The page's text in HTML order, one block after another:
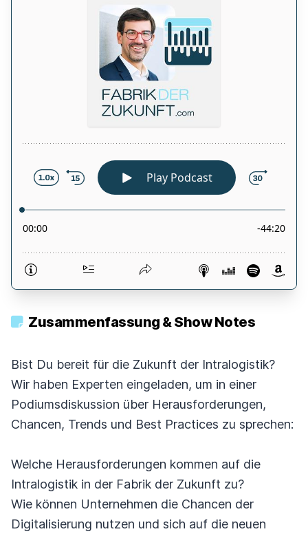
Zusammenfassung & Show Notes
Bist Du bereit für die Zukunft der Intralogistik?
Wir haben Experten eingeladen, um in einer
Podiumsdiskussion über Herausforderungen,
Chancen, Trends und Best Practices zu sprechen:
Welche Herausforderungen kommen auf die
Intralogistik in der Fabrik der Zukunft zu?
Wie können Unternehmen die Chancen der
Digitalisierung nutzen und sich auf die neuen